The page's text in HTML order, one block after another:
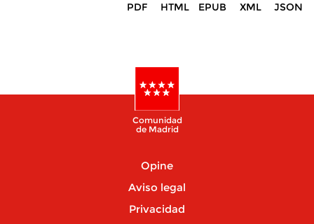
PDF HTML EPUB XML JSON
Comunidad
de Madrid
Opine
Aviso legal
Privacidad